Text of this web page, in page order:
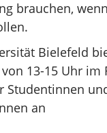
brauchen,
Bielefeld
13-15 Uhr im
Studentinnen
an